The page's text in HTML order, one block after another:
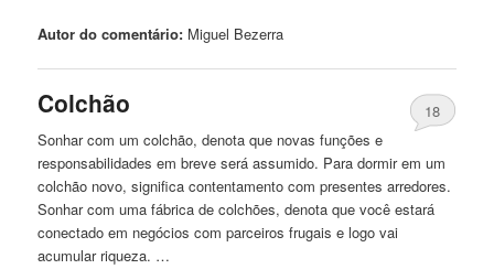
Autor do comentário: Miguel Bezerra
Colchão
18
Sonhar com um colchão, denota que novas funções e
responsabilidades em breve será assumido. Para dormir em um
colchão novo, significa contentamento com presentes arredores.
Sonhar com uma fábrica de colchões, denota que você estará
conectado em negócios com parceiros frugais e logo vai
acumular riqueza. …